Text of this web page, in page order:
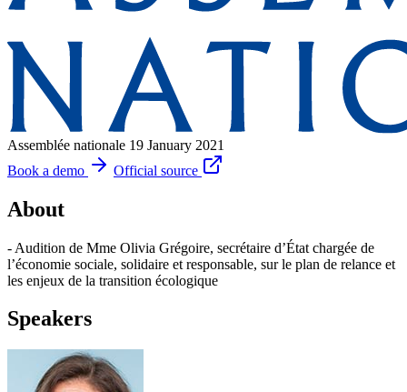
Assemblée nationale 19 January 2021
Book a demo
Official source
About
- Audition de Mme Olivia Grégoire, secrétaire d’État chargée de
l’économie sociale, solidaire et responsable, sur le plan de relance et
les enjeux de la transition écologique
Speakers